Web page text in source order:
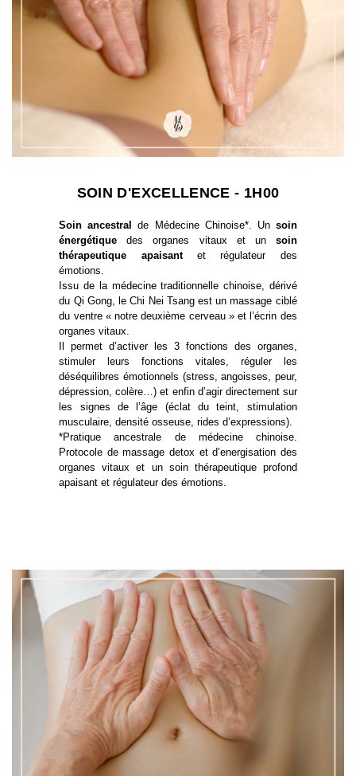
SOIN D'EXCELLENCE - 1H00
Soin ancestralde Médecine Chinoise*. Un soin
énergétique des organes vitaux et un soin
thérapeutique apaisantet régulateur des
émotions.
Issu de la médecine traditionnelle chinoise, dérivé
du Qi Gong, le Chi Nei Tsang est un massage ciblé
du ventre « notre deuxième cerveau » et l’écrin des
organes vitaux.
Il permet d’activer les 3 fonctions des organes,
stimuler leurs fonctions vitales, réguler les
déséquilibres émotionnels (stress, angoisses, peur,
dépression, colère…) et enfin d’agir directement sur
les signes de l’âge (éclat du teint, stimulation
musculaire, densité osseuse, rides d’expressions).
*Pratique ancestrale de médecine chinoise.
Protocole de massage detox et d’energisation des
organes vitaux et un soin thérapeutique profond
apaisant et régulateur des émotions.